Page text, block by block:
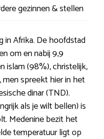
gezinnen & stellen
in Afrika. De hoofdstad
om en nabij 9,9
islam (98%), christelijk,
men spreekt hier in het
dinar (TND).
als je wilt bellen) is
Medenine bezit het
temperatuur ligt op